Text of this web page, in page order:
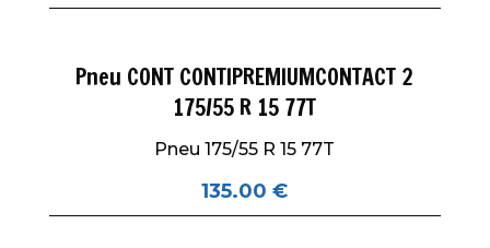
Pneu CONT CONTIPREMIUMCONTACT 2
175/55 R 15 77T
Pneu 175/55 R 15 77T
135.00€